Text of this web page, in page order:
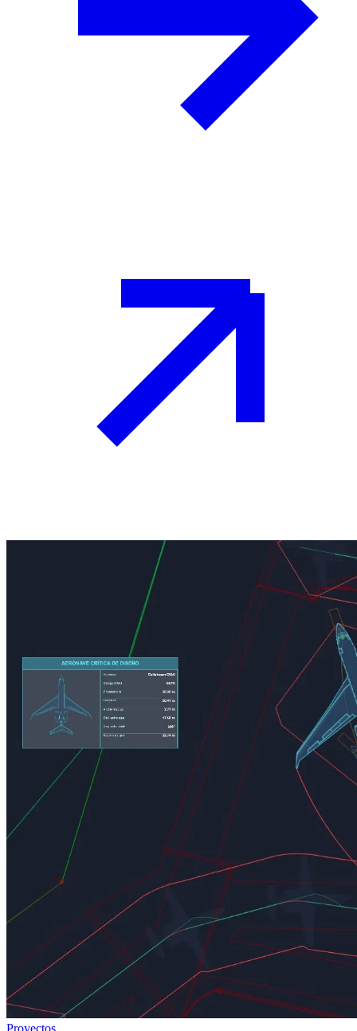
Proyectos